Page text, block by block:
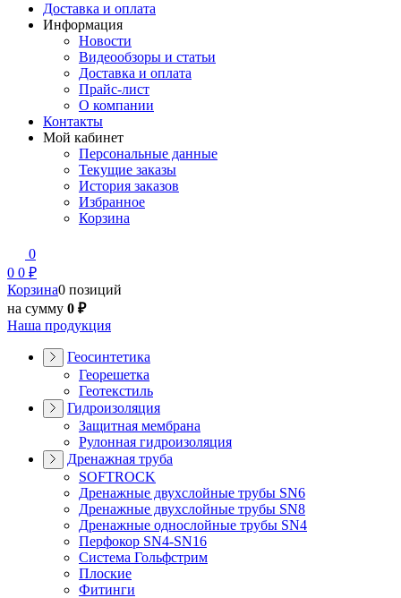
Доставка и оплата
Информация
Новости
Видеообзоры и статьи
Доставка и оплата
Прайс-лист
О компании
Контакты
Мой кабинет
Персональные данные
Текущие заказы
История заказов
Избранное
Корзина
0
0 0 ₽
Корзина0 позиций
на сумму 0 ₽
Наша продукция
Геосинтетика
Георешетка
Геотекстиль
Гидроизоляция
Защитная мембрана
Рулонная гидроизоляция
Дренажная труба
SOFTROCK
Дренажные двухслойные трубы SN6
Дренажные двухслойные трубы SN8
Дренажные однослойные трубы SN4
Перфокор SN4-SN16
Система Гольфстрим
Плоские
Фитинги